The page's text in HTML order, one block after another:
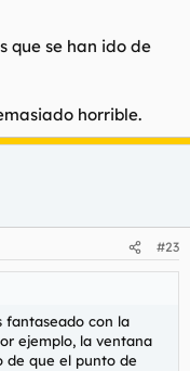
que se han ido de
horrible.
#23
fantaseado con la
ejemplo, la ventana
de que el punto de